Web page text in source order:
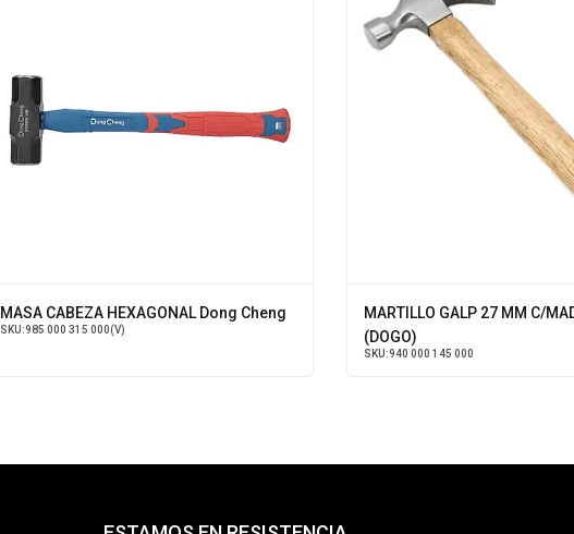
MASA CABEZA HEXAGONAL Dong Cheng
SKU:985 000 315 000(V)
MARTILLO GALP 27 MM C/
(DOGO)
SKU:940 000 145 000